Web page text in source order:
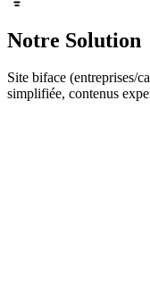
Notre Solution
Site biface (entreprises/
simplifiée, contenus